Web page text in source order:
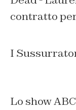
I
Lo show